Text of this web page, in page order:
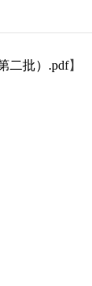
二批）.pdf】